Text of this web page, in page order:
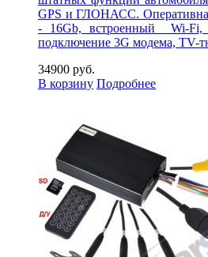
GPS и ГЛОНАСС.
- 16Gb, встроенный Wi-Fi,
подключение 3G модема, TV-
34900 руб.
В корзину Подробнее